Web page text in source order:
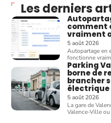
Les derniers
comment
vraiment
5 août 2026
Autopartage en
fonctionne
Parking
borne de
brancher
électrique
5 août 2026
La gare de
Valence-Ville